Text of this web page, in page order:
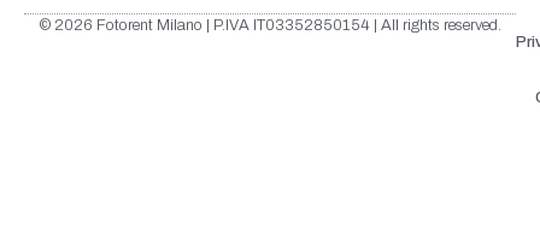
© 2026 Fotorent Milano | P.IVA IT03352850154 | All rights reserved.